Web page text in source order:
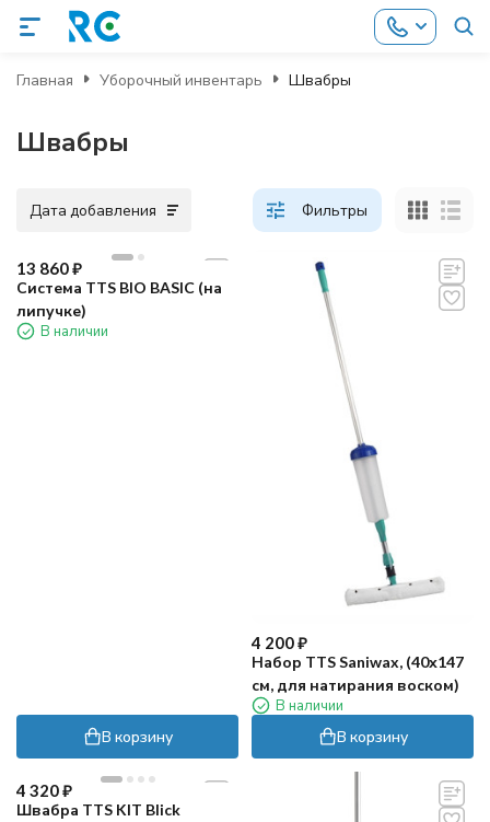
Главная Уборочный инвентарь Швабры
Швабры
Дата добавления Фильтры
13 860₽
Система TTS BIO BASIC (на
липучке)
В наличии
В корзину
4 200₽
Набор TTS Saniwax, (40х147
см, для натирания воском)
В наличии
В корзину
4 320₽
Швабра TTS KIT Blick